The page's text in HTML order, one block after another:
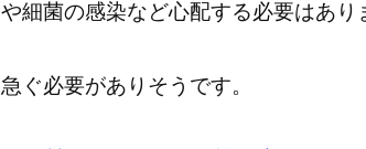
細菌の感染など心配する必要はあり
ぐ必要がありそうです。